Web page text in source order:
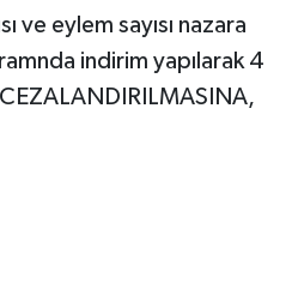
ve eylem sayısı nazara
indirim yapılarak 4